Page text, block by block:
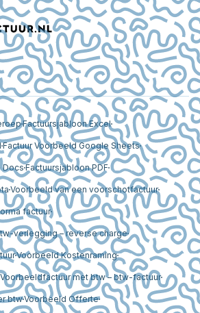
Factuursjabloon Excel
Factuur Voorbeeld Google Sheets
DocsFactuursjabloon PDF
Voorbeeld van een voorschotfactuur
factuur
verlegging – reverse charge
Voorbeeld Kostenraming
Voorbeeldfactuur met btw – btw-factuur
btwVoorbeeld Offerte